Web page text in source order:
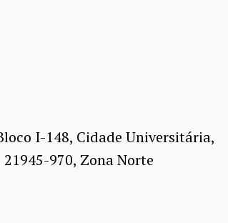
I-148, Cidade Universitária,
21945-970, Zona Norte